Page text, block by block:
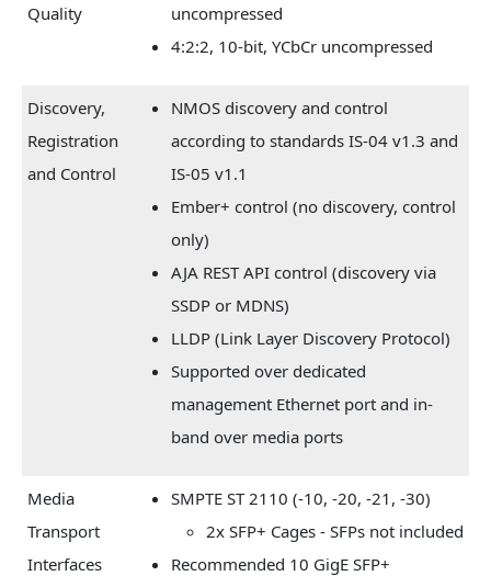
Quality
uncompressed
4:2:2, 10-bit, YCbCr uncompressed
Discovery,
Registration
and Control
NMOS discovery and control
according to standards IS-04 v1.3 and
IS-05 v1.1
Ember+ control (no discovery, control
only)
AJA REST API control (discovery via
SSDP or MDNS)
LLDP (Link Layer Discovery Protocol)
Supported over dedicated
management Ethernet port and in-
band over media ports
Media
Transport
Interfaces
SMPTE ST 2110 (-10, -20, -21, -30)
2x SFP+ Cages - SFPs not included
Recommended 10 GigE SFP+